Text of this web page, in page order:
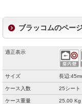
ブラッコムのペー
適正表示
サイズ 長辺
ケース入数 25シート
ケース重量 25.00 Kg